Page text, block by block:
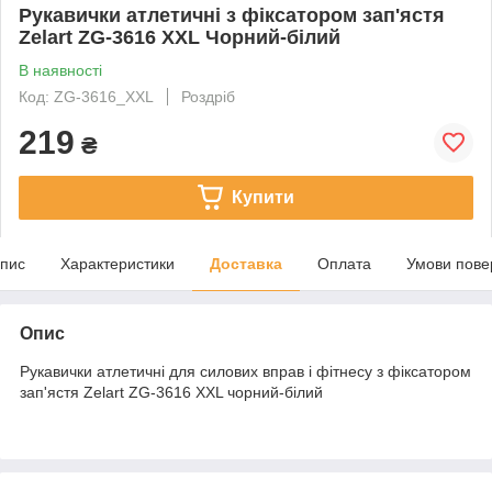
Рукавички атлетичні з фіксатором зап'ястя
Zelart ZG-3616 XXL Чорний-білий
В наявності
Код: ZG-3616_XXL
Роздріб
219 ₴
Купити
Характеристики Доставка Оплата Умови
Опис
Рукавички атлетичні для силових вправ і фітнесу з фіксатором
зап'ястя Zelart ZG-3616 XXL чорний-білий